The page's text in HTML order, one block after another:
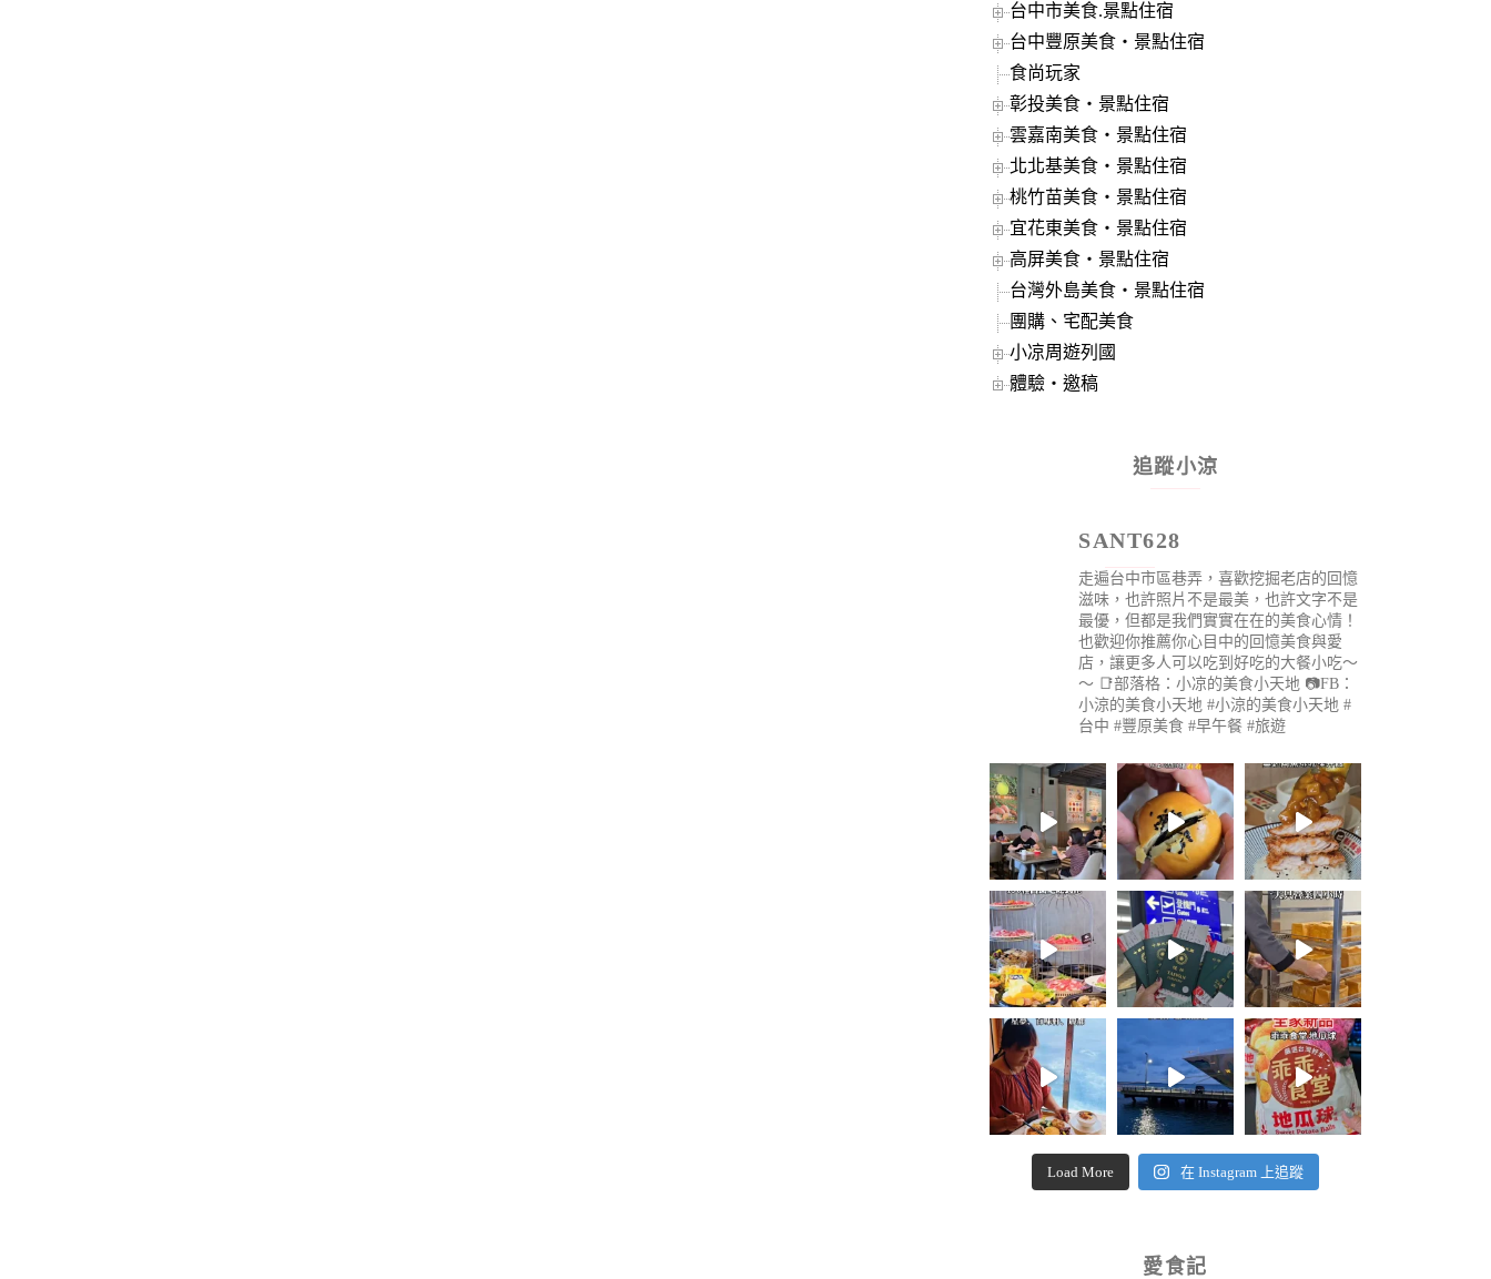
台中市美食.景點住宿
台中豐原美食‧景點住宿
食尚玩家
彰投美食‧景點住宿
雲嘉南美食‧景點住宿
北北基美食‧景點住宿
桃竹苗美食‧景點住宿
宜花東美食‧景點住宿
高屏美食‧景點住宿
台灣外島美食‧景點住宿
團購、宅配美食
小凉周遊列國
體驗‧邀稿
追蹤小涼
SANT628
走遍台中市區巷弄，喜歡挖掘老店的回憶
滋味，也許照片不是最美，也許文字不是
最優，但都是我們實實在在的美食心情！
也歡迎你推薦你心目中的回憶美食與愛
店，讓更多人可以吃到好吃的大餐小吃～
～ 📑部落格：小凉的美食小天地 📷FB：
小涼的美食小天地 #小涼的美食小天地 #
台中 #豐原美食 #早午餐 #旅遊
Load More 在 Instagram 上追蹤
愛食記